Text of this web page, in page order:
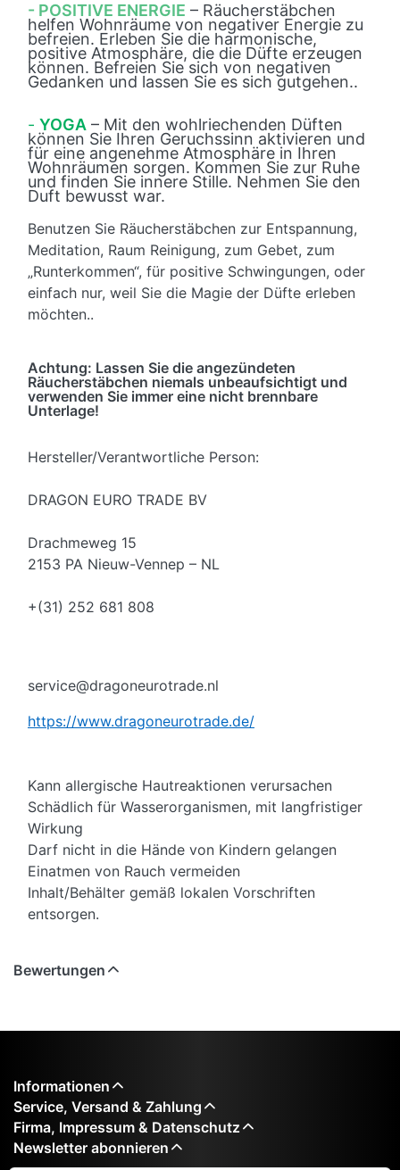
- POSITIVE ENERGIE – Räucherstäbchen
helfen Wohnräume von negativer Energie zu
befreien. Erleben Sie die harmonische,
positive Atmosphäre, die die Düfte erzeugen
können. Befreien Sie sich von negativen
Gedanken und lassen Sie es sich gutgehen..
- YOGA – Mit den wohlriechenden Düften
können Sie Ihren Geruchssinn aktivieren und
für eine angenehme Atmosphäre in Ihren
Wohnräumen sorgen. Kommen Sie zur Ruhe
und finden Sie innere Stille. Nehmen Sie den
Duft bewusst war.
Benutzen Sie Räucherstäbchen zur Entspannung,
Meditation, Raum Reinigung, zum Gebet, zum
„Runterkommen“, für positive Schwingungen, oder
einfach nur, weil Sie die Magie der Düfte erleben
möchten..
Achtung: Lassen Sie die angezündeten
Räucherstäbchen niemals unbeaufsichtigt und
verwenden Sie immer eine nicht brennbare
Unterlage!
Hersteller/Verantwortliche Person:
DRAGON EURO TRADE BV
Drachmeweg 15
2153 PA Nieuw-Vennep – NL
+(31) 252 681 808
service@dragoneurotrade.nl
https://www.dragoneurotrade.de/
Kann allergische Hautreaktionen verursachen
Schädlich für Wasserorganismen, mit langfristiger
Wirkung
Darf nicht in die Hände von Kindern gelangen
Einatmen von Rauch vermeiden
Inhalt/Behälter gemäß lokalen Vorschriften
entsorgen.
Bewertungen
Informationen
Service, Versand & Zahlung
Firma, Impressum & Datenschutz
Newsletter abonnieren